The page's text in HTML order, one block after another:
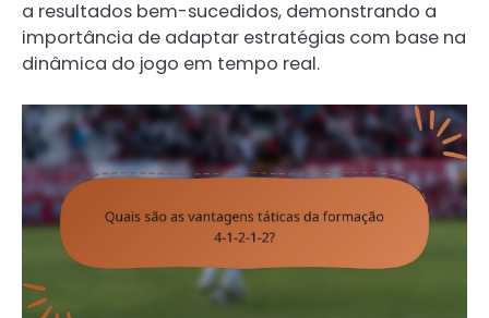
a resultados bem-sucedidos, demonstrando a
importância de adaptar estratégias com base na
dinâmica do jogo em tempo real.